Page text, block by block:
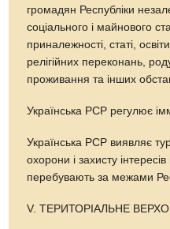
громадян Республіки
соціального і майнового
приналежності, статі,
релігійних переконань,
проживання та інших
Українська РСР регулює
Українська РСР виявляє
охорони і захисту
перебувають за межами
V. ТЕРИТОРІАЛЬНЕ